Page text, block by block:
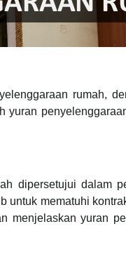
rumah,
yuran
dipersetujui dalam
untuk mematuhi
menjelaskan yuran